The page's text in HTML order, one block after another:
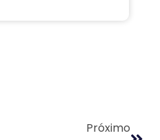
Próximo